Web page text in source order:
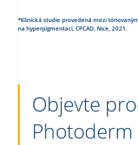
*Klinická studie provedená mezi
na hyperpigmentaci, CPCAD, Nice, 2021.
Objevte
Photoderm